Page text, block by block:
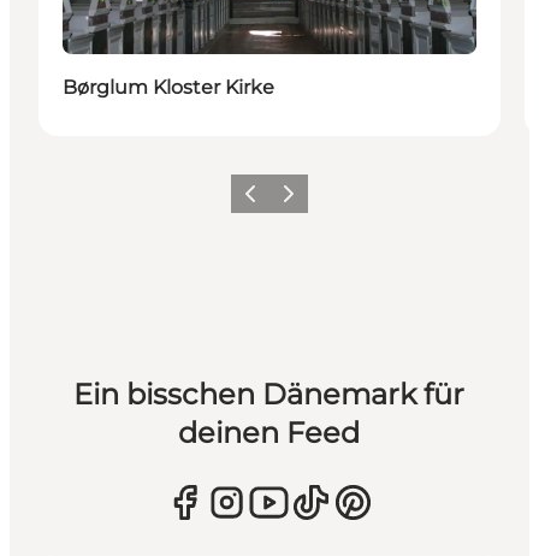
Børglum Kloster Kirke
ZurückWeiter
Ein bisschen Dänemark für
deinen Feed